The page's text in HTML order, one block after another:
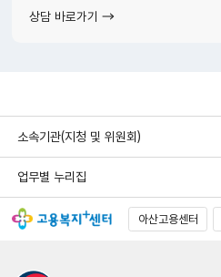
상담 바로가기
소속기관(지청 및 위원회)
업무별 누리집
아산고용센터